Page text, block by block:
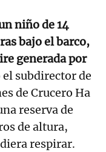
niño de 14
bajo el barco,
generada por
el subdirector de
de Crucero Ha
reserva de
de altura,
respirar.